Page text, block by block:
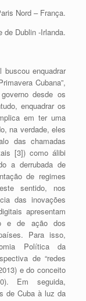
Nord – França.
de Dublin -Irlanda.
enquadrar
Cubana”,
desde os
enquadrar os
em ter uma
na verdade, eles
das chamadas
[3]) como álibi
a derrubada de
de regimes
sentido, nos
das inovações
apresentam
e de ação dos
Para isso,
Política da
de “redes
e do conceito
Em seguida,
de Cuba à luz da